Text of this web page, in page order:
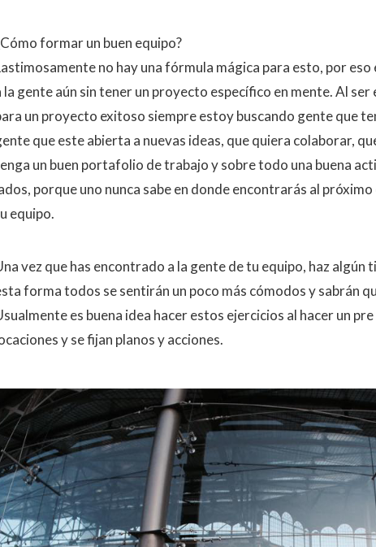
formar un buen equipo?
no hay una fórmula mágica para esto, por
la gente aún sin tener un proyecto específico en mente. Al
un proyecto exitoso siempre estoy buscando gente que
que este abierta a nuevas ideas, que quiera colaborar,
un buen portafolio de trabajo y sobre todo una buena
porque uno nunca sabe en donde encontrarás al
equipo.
vez que has encontrado a la gente de tu equipo, haz algún
forma todos se sentirán un poco más cómodos y sabrán
es buena idea hacer estos ejercicios al hacer un
y se fijan planos y acciones.